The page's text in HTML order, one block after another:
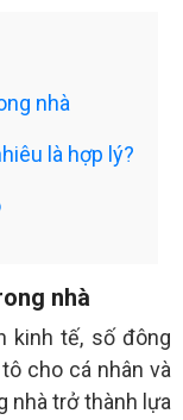
nhà
là hợp lý?
nhà
kinh tế, số đông
cho cá nhân và
nhà trở thành lựa